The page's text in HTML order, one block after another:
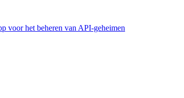
voor het beheren van API-geheimen